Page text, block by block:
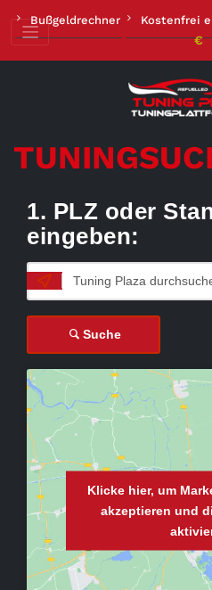
Inhalt
springen
Bußgeldrechner Kostenfrei
€
1. PLZ oder
eingeben:
Suche
Klicke hier, um
akzeptieren und